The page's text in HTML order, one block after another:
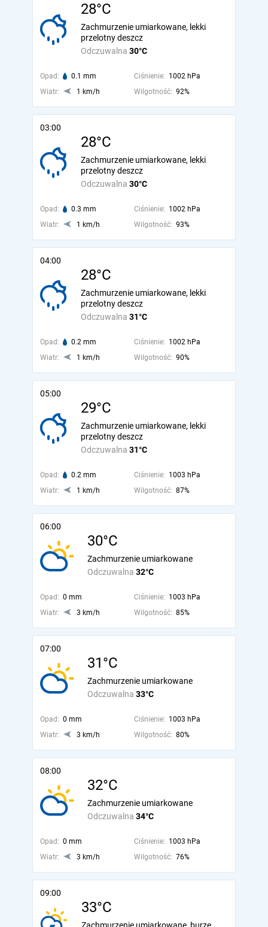
28°C
Odczuwalna 30°C
Zachmurzenie umiarkowane, lekki
przelotny deszcz
Opad: 0.1 mm Ciśnienie: 1002 hPa
Wiatr:
1 km/h Wilgotność: 92%
03:00
28°C
Odczuwalna 30°C
Zachmurzenie umiarkowane, lekki
przelotny deszcz
Opad: 0.3 mm Ciśnienie: 1002 hPa
Wiatr:
1 km/h Wilgotność: 93%
04:00
28°C
Odczuwalna 31°C
Zachmurzenie umiarkowane, lekki
przelotny deszcz
Opad: 0.2 mm Ciśnienie: 1002 hPa
Wiatr:
1 km/h Wilgotność: 90%
05:00
29°C
Odczuwalna 31°C
Zachmurzenie umiarkowane, lekki
przelotny deszcz
Opad: 0.2 mm Ciśnienie: 1003 hPa
Wiatr:
1 km/h Wilgotność: 87%
06:00
30°C
Odczuwalna 32°C
Zachmurzenie umiarkowane
Opad: 0 mm Ciśnienie: 1003 hPa
Wiatr:
3 km/h Wilgotność: 85%
07:00
31°C
Odczuwalna 33°C
Zachmurzenie umiarkowane
Opad: 0 mm Ciśnienie: 1003 hPa
Wiatr:
3 km/h Wilgotność: 80%
08:00
32°C
Odczuwalna 34°C
Zachmurzenie umiarkowane
Opad: 0 mm Ciśnienie: 1003 hPa
Wiatr:
3 km/h Wilgotność: 76%
09:00
33°C